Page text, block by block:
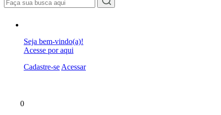
Seja bem-vindo(a)!
Acesse por aqui
Cadastre-se Acessar
0